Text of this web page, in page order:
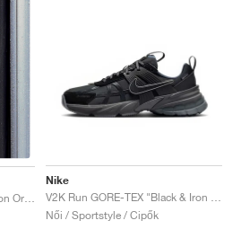
Nike
V2K Run GORE-TEX "Black & Iron Grey"
Női / Sportstyle / Cipők